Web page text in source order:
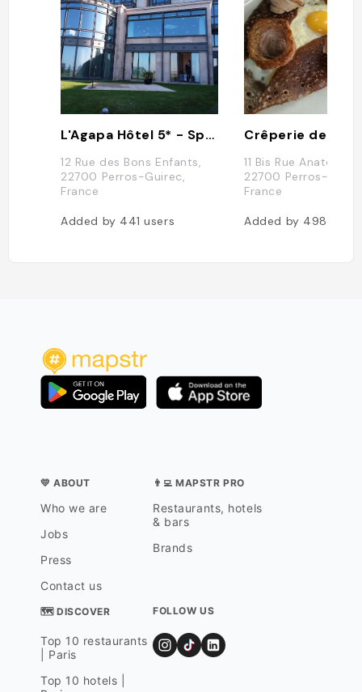
L'Agapa Hôtel 5* - Spa Nuxe
12 Rue des Bons Enfants,
22700 Perros-Guirec,
France
Added by 441users
Crêperie des
11 Bis Rue Anatole le
22700 Perros-
France
Added by 498
💛 ABOUT
Who we are
Jobs
Press
Contact us
👨‍💻 MAPSTR PRO
Restaurants, hotels
& bars
Brands
🗺 DISCOVER
Top 10 restaurants
| Paris
Top 10 hotels |
FOLLOW US